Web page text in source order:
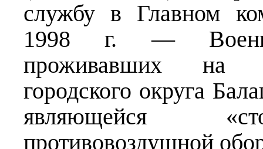
службу в Главном
1998 г. —
проживавших на
городского округа
являющейся
противовоздушной